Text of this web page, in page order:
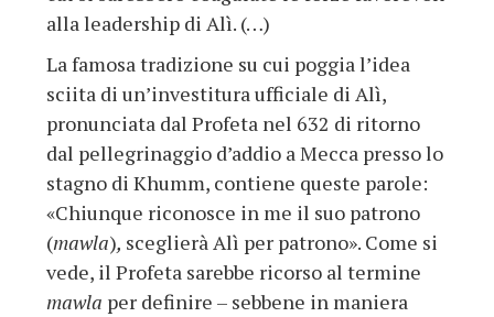
alla leadership di Alì. (…)
La famosa tradizione su cui poggia l’idea
sciita di un’investitura ufficiale di Alì,
pronunciata dal Profeta nel 632 di ritorno
dal pellegrinaggio d’addio a Mecca presso lo
stagno di Khumm, contiene queste parole:
«Chiunque riconosce in me il suo patrono
(mawla), sceglierà Alì per patrono». Come si
vede, il Profeta sarebbe ricorso al termine
mawla per definire – sebbene in maniera